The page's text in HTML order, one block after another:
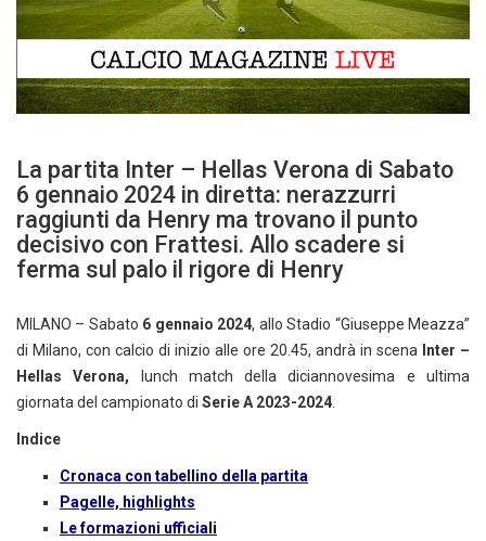
La partita Inter – Hellas Verona di Sabato
6 gennaio 2024 in diretta: nerazzurri
raggiunti da Henry ma trovano il punto
decisivo con Frattesi. Allo scadere si
ferma sul palo il rigore di Henry
MILANO – Sabato 6 gennaio 2024, allo Stadio “Giuseppe Meazza”
di Milano, con calcio di inizio alle ore 20.45, andrà in scena Inter –
Hellas Verona,
lunch match della diciannovesima e ultima
giornata del campionato di Serie A 2023-2024.
Indice
Cronaca con tabellino della partita
Pagelle, highlights
Le formazioni ufficiali